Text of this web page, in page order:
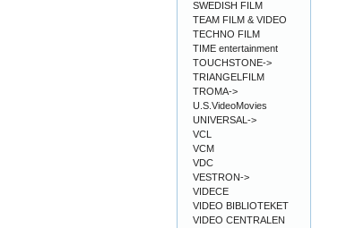
SWEDISH FILM
TEAM FILM & VIDEO
TECHNO FILM
TIME entertainment
TOUCHSTONE->
TRIANGELFILM
TROMA->
U.S.VideoMovies
UNIVERSAL->
VCL
VCM
VDC
VESTRON->
VIDECE
VIDEO BIBLIOTEKET
VIDEO CENTRALEN